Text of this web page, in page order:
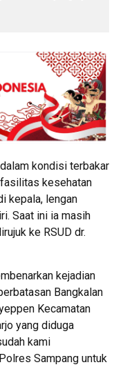
kondisi terbakar
kesehatan
kepala, lengan
Saat ini ia masih
ke RSUD dr.
kejadian
Bangkalan
Kecamatan
yang diduga
kami
Sampang untuk